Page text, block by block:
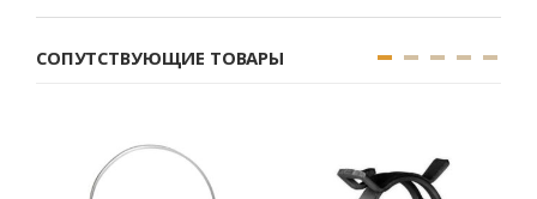
СОПУТСТВУЮЩИЕ ТОВАРЫ